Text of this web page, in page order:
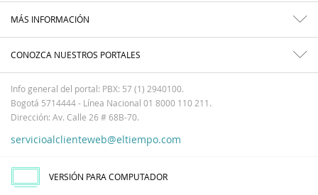
MÁS INFORMACIÓN
CONOZCA NUESTROS PORTALES
Info general del portal: PBX: 57 (1) 2940100.
Bogotá 5714444 - Línea Nacional 01 8000 110 211.
Dirección: Av. Calle 26 # 68B-70.
servicioalclienteweb@eltiempo.com
VERSIÓN PARA COMPUTADOR